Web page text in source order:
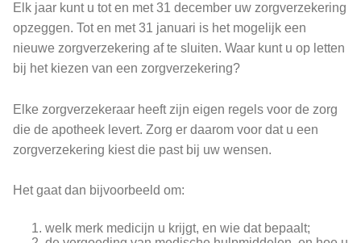
Elk jaar kunt u tot en met 31 december uw zorgverzekering
opzeggen. Tot en met 31 januari is het mogelijk een
nieuwe zorgverzekering af te sluiten. Waar kunt u op letten
bij het kiezen van een zorgverzekering?
Elke zorgverzekeraar heeft zijn eigen regels voor de zorg
die de apotheek levert. Zorg er daarom voor dat u een
zorgverzekering kiest die past bij uw wensen.
Het gaat dan bijvoorbeeld om:
welk merk medicijn u krijgt, en wie dat bepaalt;